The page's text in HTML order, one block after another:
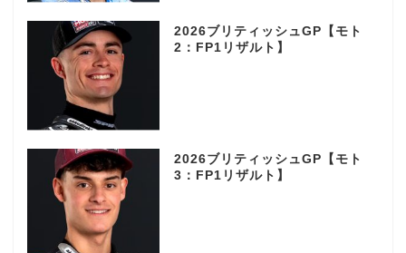
2026ブリティッシュGP【モト
2：FP1リザルト】
2026ブリティッシュGP【モト
3：FP1リザルト】